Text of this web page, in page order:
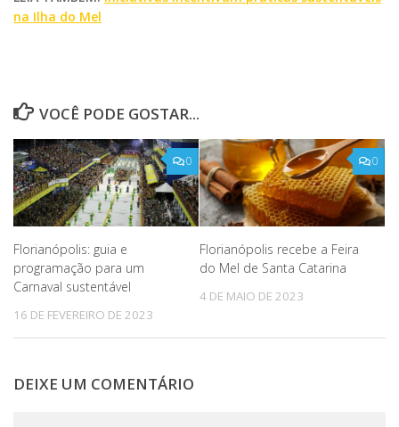
na Ilha do Mel
VOCÊ PODE GOSTAR...
0
Florianópolis: guia e
programação para um
Carnaval sustentável
16 DE FEVEREIRO DE 2023
0
Florianópolis recebe a Feira
do Mel de Santa Catarina
4 DE MAIO DE 2023
DEIXE UM COMENTÁRIO